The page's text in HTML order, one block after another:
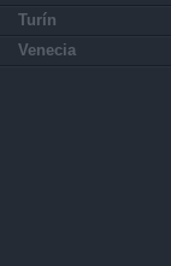
Turín
Venecia